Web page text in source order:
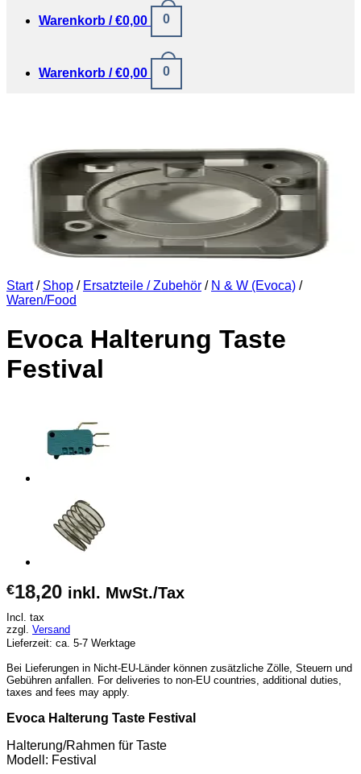
Warenkorb /€0,00 0
Warenkorb /€0,00 0
Start / Shop / Ersatzteile / Zubehör / N & W (Evoca) /
Waren/Food
Evoca Halterung Taste
Festival
€18,20 inkl. MwSt./Tax
Incl. tax
zzgl. Versand
Lieferzeit: ca. 5-7 Werktage
Bei Lieferungen in Nicht-EU-Länder können zusätzliche Zölle, Steuern und
Gebühren anfallen. For deliveries to non-EU countries, additional duties,
taxes and fees may apply.
Evoca Halterung Taste Festival
Halterung/Rahmen für Taste
Modell: Festival